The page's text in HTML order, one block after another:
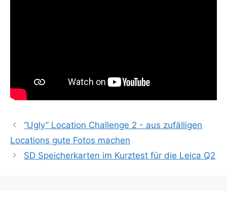
“Ugly” Location Challenge 2 - aus zufälligen
Locations gute Fotos machen
SD Speicherkarten im Kurztest für die Leica Q2